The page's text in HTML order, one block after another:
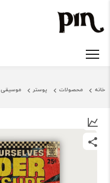
خانه محصولات پوستر موسیقی